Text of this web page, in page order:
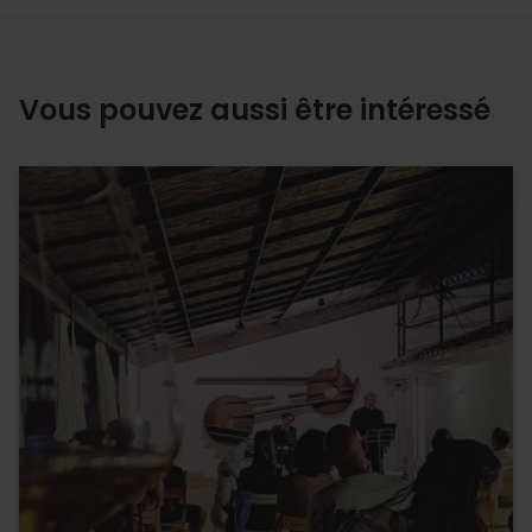
Vous pouvez aussi être intéressé